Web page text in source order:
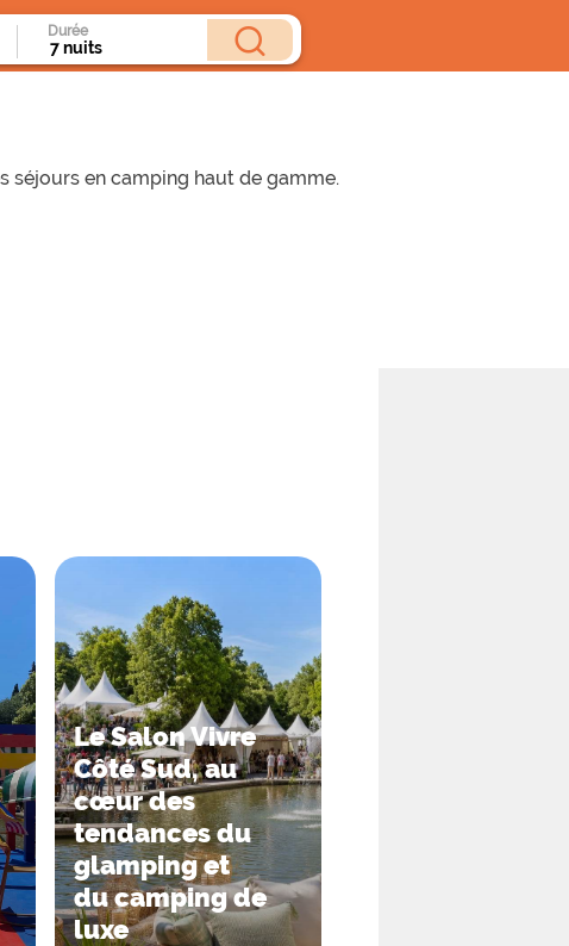
Durée
séjours en camping haut de gamme.
Le Salon Vivre
Côté Sud, au
cœur des
tendances du
glamping et
du camping de
luxe